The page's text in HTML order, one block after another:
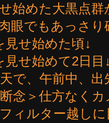
始めた大黒点
眼でもあっさ
見せ始めた頃↓
見せ始めて2日目
で、午前中、
念＞仕方なく
ィルター越し